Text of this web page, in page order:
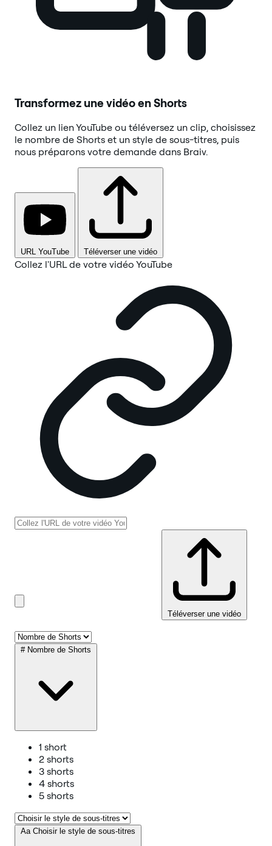
Transformez une vidéo en Shorts
Collez un lien YouTube ou téléversez un clip, choisissez
le nombre de Shorts et un style de sous-titres, puis
nous préparons votre demande dans Braiv.
URL YouTube Téléverser une vidéo
Collez l'URL de votre vidéo YouTube
Téléverser une vidéo
# Nombre de Shorts
1 short
2 shorts
3 shorts
4 shorts
5 shorts
Aa Choisir le style de sous-titres